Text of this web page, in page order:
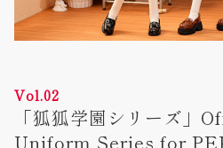
Vol.02
「狐狐学園シリーズ
Uniform Series for